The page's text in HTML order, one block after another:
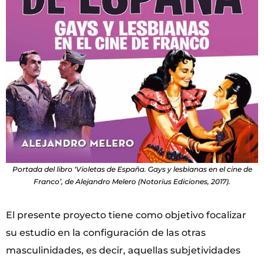
Portada del libro ‘Violetas de España. Gays y lesbianas en el cine de
Franco’, de Alejandro Melero (Notorius Ediciones, 2017).
El presente proyecto tiene como objetivo focalizar
su estudio en la configuración de las otras
masculinidades, es decir, aquellas subjetividades